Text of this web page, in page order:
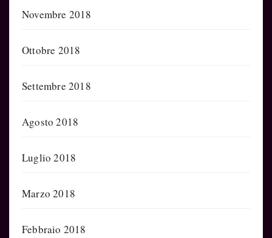
Novembre 2018
Ottobre 2018
Settembre 2018
Agosto 2018
Luglio 2018
Marzo 2018
Febbraio 2018